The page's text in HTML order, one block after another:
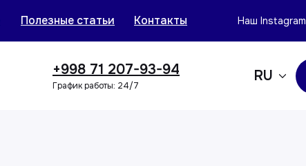
Полезные статьи Наш Instagram
Контакты
RU
График работы: 24/7
+998 71 207-93-94